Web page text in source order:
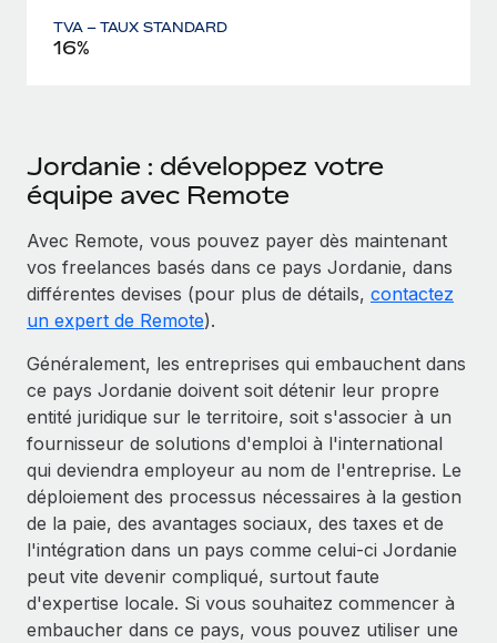
TVA – TAUX STANDARD
16%
Jordanie : développez votre
équipe avec Remote
Avec Remote, vous pouvez payer dès maintenant
vos freelances basés dans ce pays Jordanie, dans
différentes devises (pour plus de détails, contactez
un expert de Remote).
Généralement, les entreprises qui embauchent dans
ce pays Jordanie doivent soit détenir leur propre
entité juridique sur le territoire, soit s'associer à un
fournisseur de solutions d'emploi à l'international
qui deviendra employeur au nom de l'entreprise. Le
déploiement des processus nécessaires à la gestion
de la paie, des avantages sociaux, des taxes et de
l'intégration dans un pays comme celui-ci Jordanie
peut vite devenir compliqué, surtout faute
d'expertise locale. Si vous souhaitez commencer à
embaucher dans ce pays, vous pouvez utiliser une